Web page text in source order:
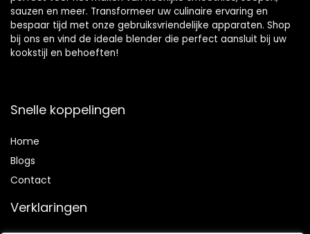
sauzen en meer. Transformeer uw culinaire ervaring en
bespaar tijd met onze gebruiksvriendelijke apparaten. Shop
bij ons en vind de ideale blender die perfect aansluit bij uw
kookstijl en behoeften!
Snelle koppelingen
Home
Blogs
Contact
Verklaringen